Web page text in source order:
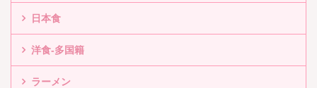
日本食
洋食-多国籍
ラーメン